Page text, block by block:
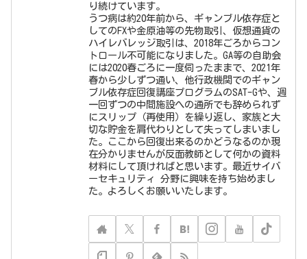
り続けています。
うつ病は約20年前から、ギャンブル依存症と
してのFXや金原油等の先物取引、仮想通貨の
ハイレバレッジ取引は、2018年ごろからコン
トロール不可能になりました。GA等の自助会
には2020春ごろに一度伺ったままで、2021年
春から少しずつ通い、他行政機関でのギャン
ブル依存症回復講座プログラムのSAT-Gや、週
一回ずつの中間施設への通所でも辞められず
にスリップ（再使用）を繰り返し、家族と大
切な貯金を肩代わりとして失ってしまいまし
た。ここから回復出来るのかどうなるのか現
在分かりませんが反面教師として何かの資料
材料にして頂ければと思います。最近サイバ
ーセキュリティ 分野に興味を持ち始めまし
た。よろしくお願いいたします。